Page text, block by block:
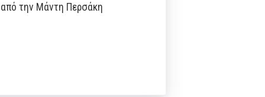
από την Μάντη Περσάκη